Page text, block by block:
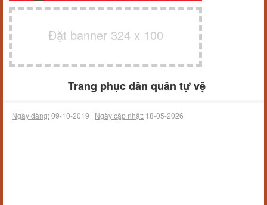
Đặt banner 324 x 100
Trang phục dân quân tự vệ
Ngày đăng:09-10-2019 | Ngày cập nhật: 18-05-2026